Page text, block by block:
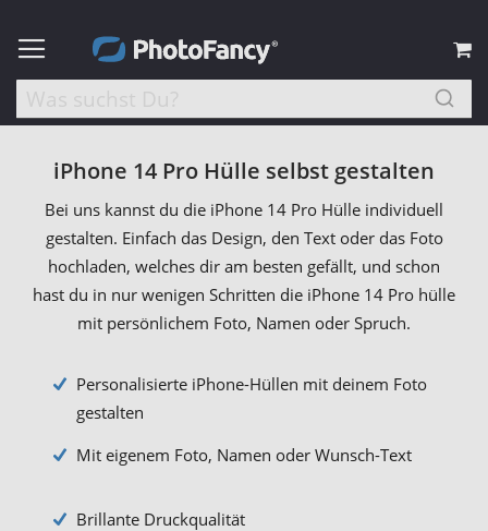
iPhone 14 Pro Hülle selbst gestalten
Bei uns kannst du die iPhone 14 Pro Hülle individuell
gestalten. Einfach das Design, den Text oder das Foto
hochladen, welches dir am besten gefällt, und schon
hast du in nur wenigen Schritten die iPhone 14 Pro hülle
mit persönlichem Foto, Namen oder Spruch.
Personalisierte iPhone-Hüllen mit deinem Foto
gestalten
Mit eigenem Foto, Namen oder Wunsch-Text
Brillante Druckqualität